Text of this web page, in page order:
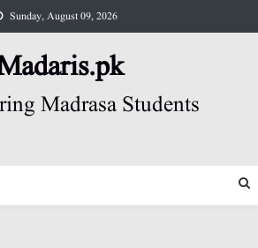
Sunday, August 09, 2026
Madrasa Students